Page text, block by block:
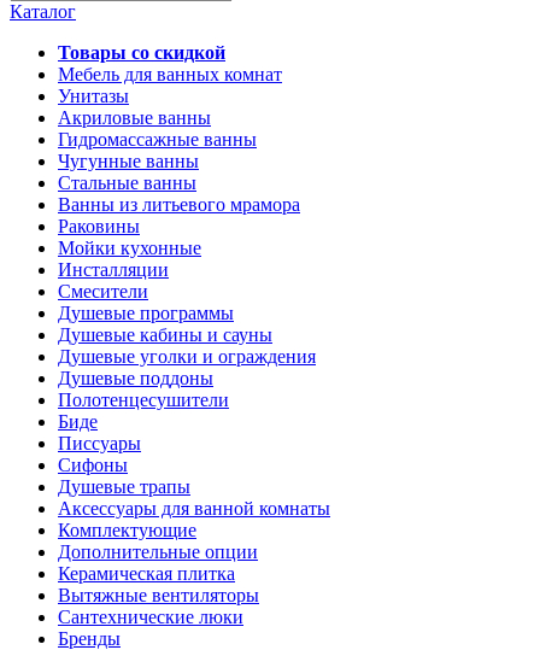
Каталог
Товары со скидкой
Мебель для ванных комнат
Унитазы
Акриловые ванны
Гидромассажные ванны
Чугунные ванны
Стальные ванны
Ванны из литьевого мрамора
Раковины
Мойки кухонные
Инсталляции
Смесители
Душевые программы
Душевые кабины и сауны
Душевые уголки и ограждения
Душевые поддоны
Полотенцесушители
Биде
Писсуары
Сифоны
Душевые трапы
Аксессуары для ванной комнаты
Комплектующие
Дополнительные опции
Керамическая плитка
Вытяжные вентиляторы
Сантехнические люки
Бренды